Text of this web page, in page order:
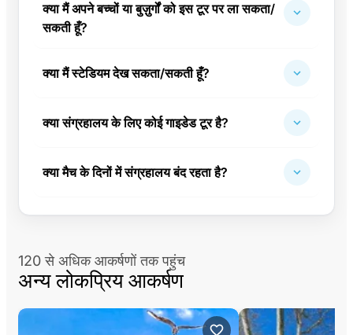
क्या मैं अपने बच्चों या बुज़ुर्गों को इस टूर पर ला सकता/
सकती हूँ?
क्या मैं स्टेडियम देख सकता/सकती हूँ?
क्या संग्रहालय के लिए कोई गाइडेड टूर है?
क्या मैच के दिनों में संग्रहालय बंद रहता है?
120 से अधिक आकर्षणों तक पहुंच
अन्य लोकप्रिय आकर्षण